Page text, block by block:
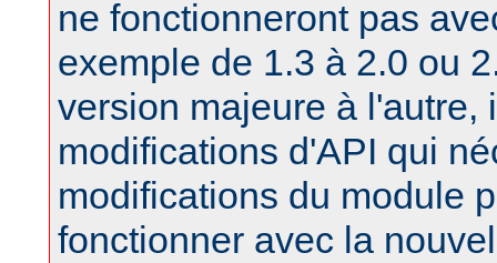
ne fonctionneront pas
exemple de 1.3 à 2.0 ou
version majeure à l'autre,
modifications d'API qui
modifications du module
fonctionner avec la